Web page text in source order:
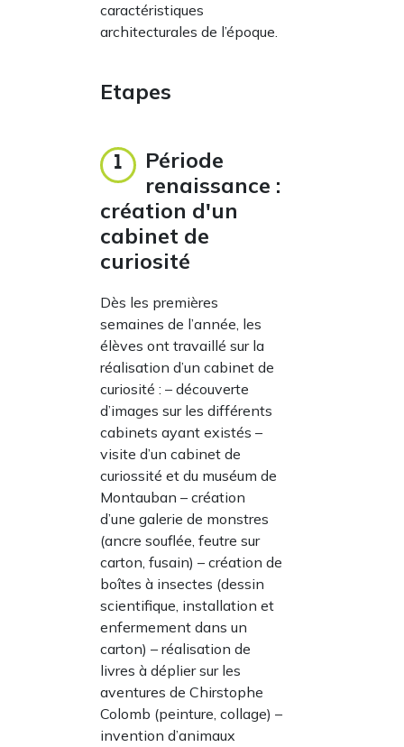
caractéristiques
architecturales de l’époque.
Etapes
1
Période
renaissance :
création d'un
cabinet de
curiosité
Dès les premières
semaines de l’année, les
élèves ont travaillé sur la
réalisation d’un cabinet de
curiosité : – découverte
d’images sur les différents
cabinets ayant existés –
visite d’un cabinet de
curiossité et du muséum de
Montauban – création
d’une galerie de monstres
(ancre souflée, feutre sur
carton, fusain) – création de
boîtes à insectes (dessin
scientifique, installation et
enfermement dans un
carton) – réalisation de
livres à déplier sur les
aventures de Chirstophe
Colomb (peinture, collage) –
invention d’animaux